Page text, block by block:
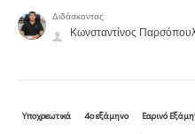
Διδάσκοντας
Κωνσταντίνος
Υποχρεωτικά 4ο εξάμηνο Εαρινό